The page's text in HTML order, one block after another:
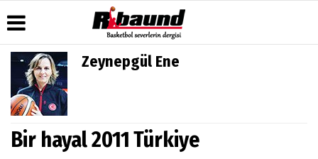
Üye Paneli
Haber
Arşivi
Gazete
Arşivi
Manşetleri
Anketler
Galeri
Foto
Zeynepgül Ene
Bir hayal 2011 Türkiye